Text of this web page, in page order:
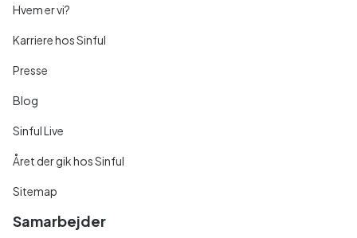
Hvem er vi?
Karriere hos Sinful
Presse
Blog
Sinful Live
Året der gik hos Sinful
Sitemap
Samarbejder